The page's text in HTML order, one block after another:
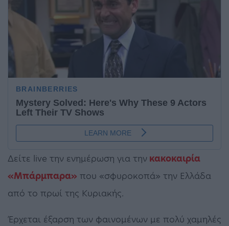
Δείτε live την ενημέρωση για την κακοκαιρία
«Μπάρμπαρα» που «σφυροκοπά» την Ελλάδα
από το πρωί της Κυριακής.
Έρχεται έξαρση των φαινομένων με πολύ χαμηλές